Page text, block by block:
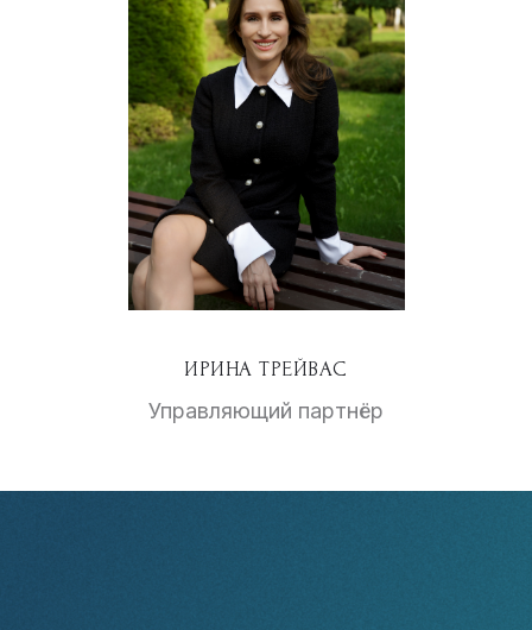
ИРИНА ТРЕЙВАС
Управляющий партнёр